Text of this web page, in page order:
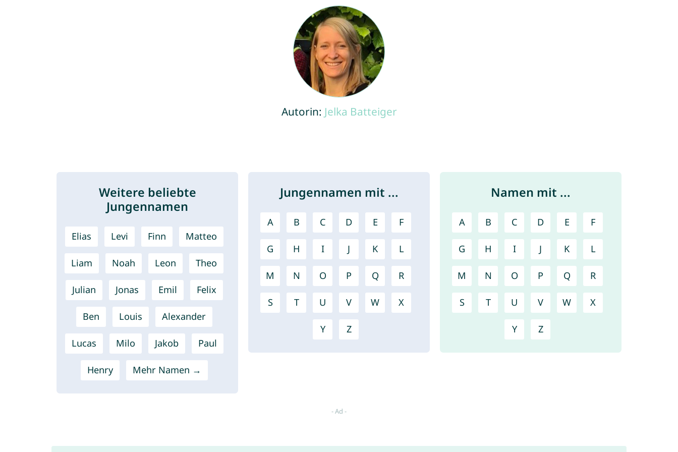
Autorin: Jelka Batteiger
Weitere beliebte
Jungennamen
Elias Levi Finn Matteo
Liam Noah Leon Theo
Julian Jonas Emil Felix
Ben Louis Alexander
Lucas Milo Jakob Paul
Henry Mehr Namen →
Jungennamen mit ...
A B C D E F
G H I J K L
M N O P Q R
S T U V W X
Y Z
Namen mit ...
A B C D E F
G H I J K L
M N O P Q R
S T U V W X
Y Z